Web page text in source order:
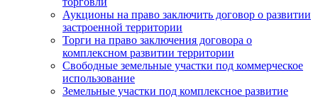
Аукционы на право заключить договор о развитии
застроенной территории
Торги на право заключения договора о
комплексном развитии территории
Свободные земельные участки под коммерческое
использование
Земельные участки под комплексное развитие